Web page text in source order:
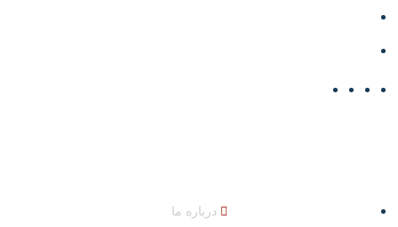
درباره ما